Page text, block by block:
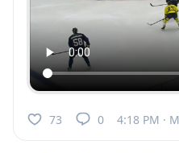
73 0 4:18 PM ·